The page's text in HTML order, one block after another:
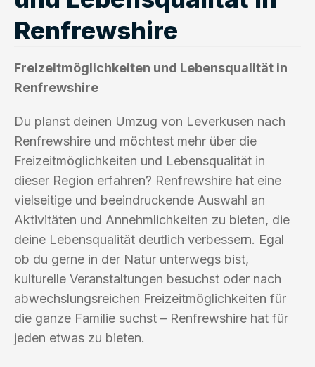
Renfrewshire
Freizeitmöglichkeiten und Lebensqualität in
Renfrewshire
Du planst deinen Umzug von Leverkusen nach
Renfrewshire und möchtest mehr über die
Freizeitmöglichkeiten und Lebensqualität in
dieser Region erfahren? Renfrewshire hat eine
vielseitige und beeindruckende Auswahl an
Aktivitäten und Annehmlichkeiten zu bieten, die
deine Lebensqualität deutlich verbessern. Egal
ob du gerne in der Natur unterwegs bist,
kulturelle Veranstaltungen besuchst oder nach
abwechslungsreichen Freizeitmöglichkeiten für
die ganze Familie suchst – Renfrewshire hat für
jeden etwas zu bieten.